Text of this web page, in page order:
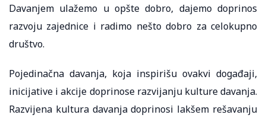
Davanjem ulažemo u opšte dobro, dajemo doprinos
razvoju zajednice i radimo nešto dobro za celokupno
društvo.
Pojedinačna davanja, koja inspirišu ovakvi događaji,
inicijative i akcije doprinose razvijanju kulture davanja.
Razvijena kultura davanja doprinosi lakšem rešavanju